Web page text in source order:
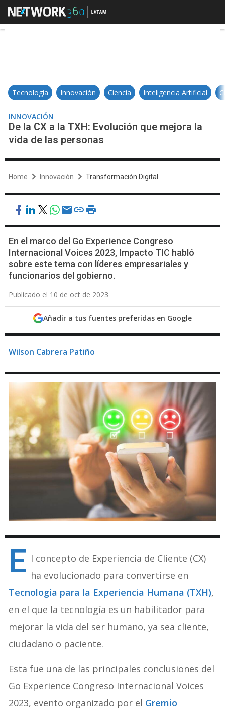
De la CX a la TXH: Evolución
Tecnología Innovación Ciencia Inteligencia Artificial
INNOVACIÓN
De la CX a la TXH: Evolución que mejora la
vida de las personas
Home Innovación Transformación Digital
En el marco del Go Experience Congreso
Internacional Voices 2023, Impacto TIC habló
sobre este tema con líderes empresariales y
funcionarios del gobierno.
Publicado el 10 de oct de 2023
Añadir a tus fuentes preferidas en Google
Wilson Cabrera Patiño
E l concepto de Experiencia de Cliente (CX)
ha evolucionado para convertirse en
Tecnología para la Experiencia Humana (TXH),
en el que la tecnología es un habilitador para
mejorar la vida del ser humano, ya sea cliente,
ciudadano o paciente.
Esta fue una de las principales conclusiones del
Go Experience Congreso Internacional Voices
2023, evento organizado por el Gremio